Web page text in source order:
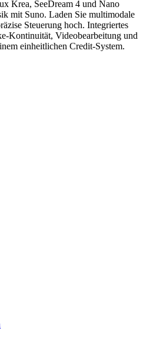
Krea, SeeDream 4 und Nano
mit Suno. Laden Sie multimodale
Steuerung hoch. Integriertes
Kontinuität, Videobearbeitung und
einheitlichen Credit-System.